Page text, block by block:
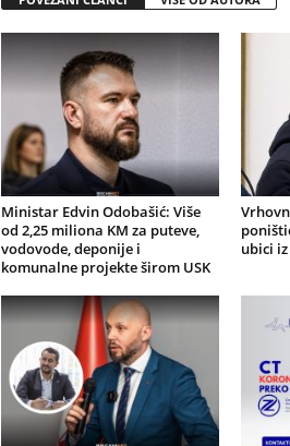
Ministar Edvin Odobašić: Više
od 2,25 miliona KM za puteve,
vodovode, deponije i
komunalne projekte širom USK
ubici